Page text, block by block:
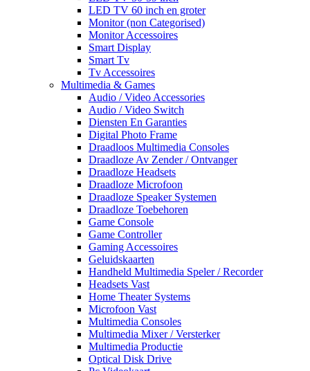
LED TV 60 inch en groter
Monitor (non Categorised)
Monitor Accessoires
Smart Display
Smart Tv
Tv Accessoires
Multimedia & Games
Audio / Video Accessories
Audio / Video Switch
Diensten En Garanties
Digital Photo Frame
Draadloos Multimedia Consoles
Draadloze Av Zender / Ontvanger
Draadloze Headsets
Draadloze Microfoon
Draadloze Speaker Systemen
Draadloze Toebehoren
Game Console
Game Controller
Gaming Accessoires
Geluidskaarten
Handheld Multimedia Speler / Recorder
Headsets Vast
Home Theater Systems
Microfoon Vast
Multimedia Consoles
Multimedia Mixer / Versterker
Multimedia Productie
Optical Disk Drive